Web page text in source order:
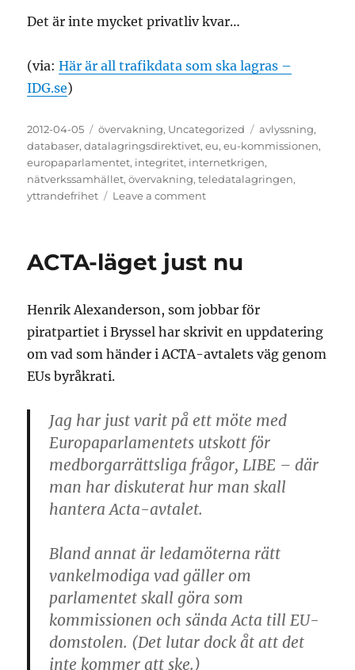
Det är inte mycket privatliv kvar…
(via:Här är all trafikdata som ska lagras –
IDG.se)
Posted
on
2012-04-05 Categories
övervakning, Uncategorized Tags
avlyssning,
databaser,datalagringsdirektivet,eu,eu-kommissionen,
europaparlamentet, integritet, internetkrigen,
nätverkssamhället,övervakning,teledatalagringen,
yttrandefrihet
Leave a commenton
med
datalagringslagen
ACTA-läget just nu
Henrik Alexanderson, som jobbar för
piratpartiet i Bryssel har skrivit en uppdatering
om vad som händer i ACTA-avtalets väg genom
EUs byråkrati.
Jag har just varit på ett möte med
Europaparlamentets utskott för
medborgarrättsliga frågor, LIBE – där
man har diskuterat hur man skall
hantera Acta-avtalet.
Bland annat är ledamöterna rätt
vankelmodiga vad gäller om
parlamentet skall göra som
kommissionen och sända Acta till EU-
domstolen. (Det lutar dock åt att det
inte kommer att ske.)